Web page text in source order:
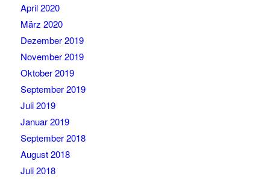
April 2020
März 2020
Dezember 2019
November 2019
Oktober 2019
September 2019
Juli 2019
Januar 2019
September 2018
August 2018
Juli 2018